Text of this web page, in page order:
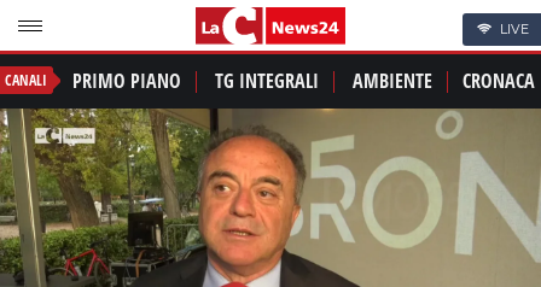
LIVE
CANALI PRIMO PIANO TG INTEGRALI AMBIENTE CRONACA